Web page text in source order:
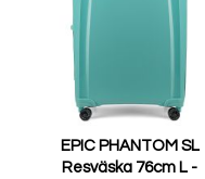
EPIC PHANTOM SL
Resväska 76cm L -